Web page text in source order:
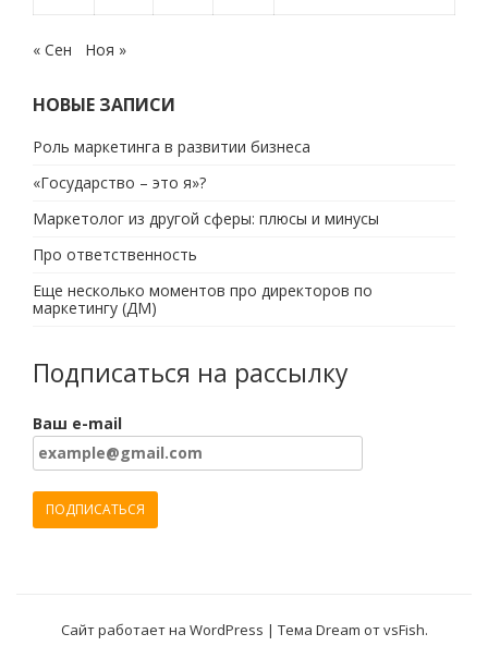
« Сен Ноя »
НОВЫЕ ЗАПИСИ
Роль маркетинга в развитии бизнеса
«Государство – это я»?
Маркетолог из другой сферы: плюсы и минусы
Про ответственность
Еще несколько моментов про директоров по
маркетингу (ДМ)
Подписаться на рассылку
Ваш e-mail
Сайт работает на WordPress | Тема Dream отvsFish.